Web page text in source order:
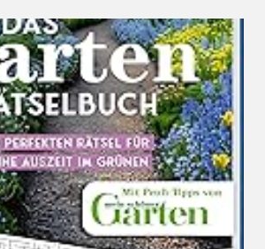
ENTDECKT:
ERFAHRUNGSSCHATZ
VERGANGENER
ZEITEN
(BLV
GARTENPRAXIS)